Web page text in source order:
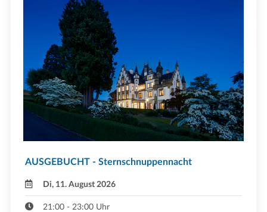
AUSGEBUCHT - Sternschnuppennacht
Di, 11. August 2026
21:00 - 23:00 Uhr